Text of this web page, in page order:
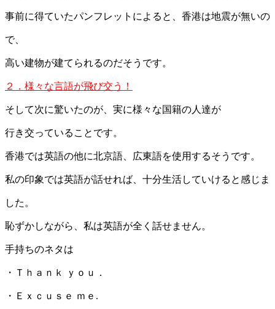
事前に得ていたパンフレットによると、香港は地震が無いの
で、
高い建物が建てられるのだそうです。
２．様々な言語が飛び交う！
そして次に驚いたのが、実に様々な国籍の人達が
行き交っていることです。
香港では英語の他に北京語、広東語を使用するそうです。
私の印象では英語が話せれば、十分生活していけると感じま
した。
恥ずかしながら、私は英語が全く話せません。
手持ちのネタは
・Ｔｈａｎｋ ｙｏｕ．
・Ｅｘｃｕｓｅ ｍｅ.